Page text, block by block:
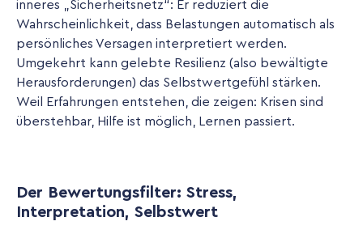
inneres „Sicherheitsnetz“: Er reduziert die
Wahrscheinlichkeit, dass Belastungen automatisch als
persönliches Versagen interpretiert werden.
Umgekehrt kann gelebte Resilienz (also bewältigte
Herausforderungen) das Selbstwertgefühl stärken.
Weil Erfahrungen entstehen, die zeigen: Krisen sind
überstehbar, Hilfe ist möglich, Lernen passiert.
Der Bewertungsfilter: Stress,
Interpretation, Selbstwert